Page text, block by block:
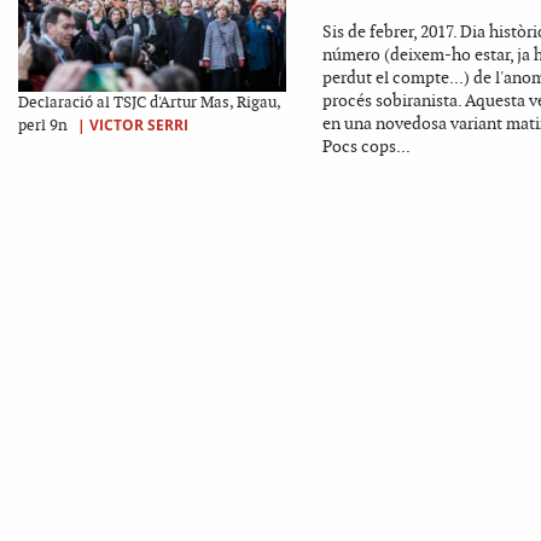
Declaració al TSJC d'Artur Mas, Rigau,
perl 9n
| VICTOR SERRI
Sis de febrer, 2017. Dia
número (deixem-ho estar, ja
perdut el compte...) de
procés sobiranista. Aquesta
en una novedosa variant
Pocs cops...